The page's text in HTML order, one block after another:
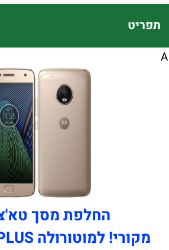
תפריט
A
מקורי! למוטורולה MOTO G5 PLUS